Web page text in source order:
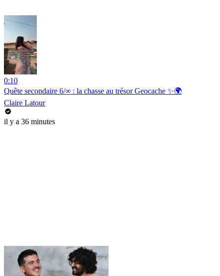
0:10
Quête secondaire 6/∞ : la chasse au trésor Geocache ✨🌍
Claire Latour
il y a 36 minutes